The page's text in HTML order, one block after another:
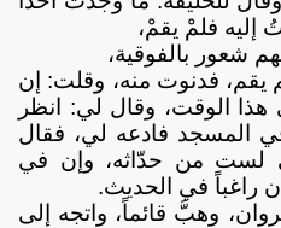
فلمْ يقمْ،
شعور بالفوقية،
فدنوت منه، وقلت: إن
هذا الوقت، وقال لي: انظر
المسجد فادعه لي، فقال
لست من حدّاثه، وإن في
راغباً في الحديث.
وهبَّ قائماً، واتجه إلى